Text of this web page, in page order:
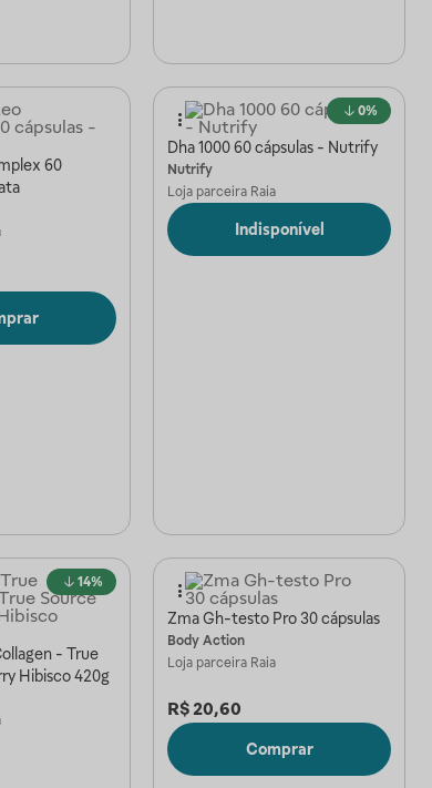
60
0%
Dha 1000 60 cápsulas - Nutrify
Nutrify
Loja parceira Raia
Indisponível
14%
- True
Hibisco 420g
Zma Gh-testo Pro 30 cápsulas
Body Action
Loja parceira Raia
R$ 20,60
Comprar